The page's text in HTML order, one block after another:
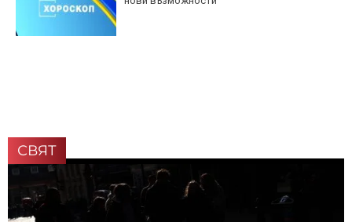
СВЯТ